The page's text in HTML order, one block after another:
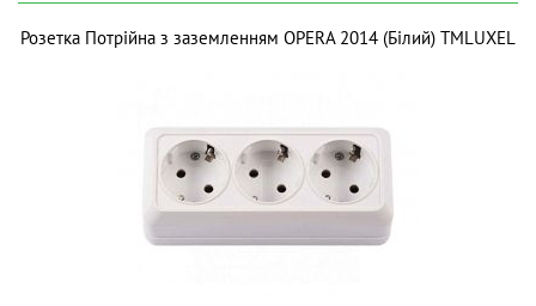
Розетка Потрійна з заземленням OPERA 2014 (Білий) ТМLUXEL